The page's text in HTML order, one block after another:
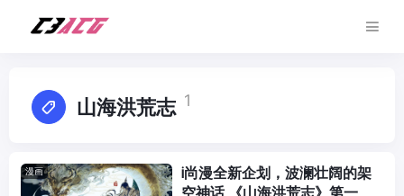
山海洪荒志 1
漫画
i尚漫全新企划，波澜壮阔的架